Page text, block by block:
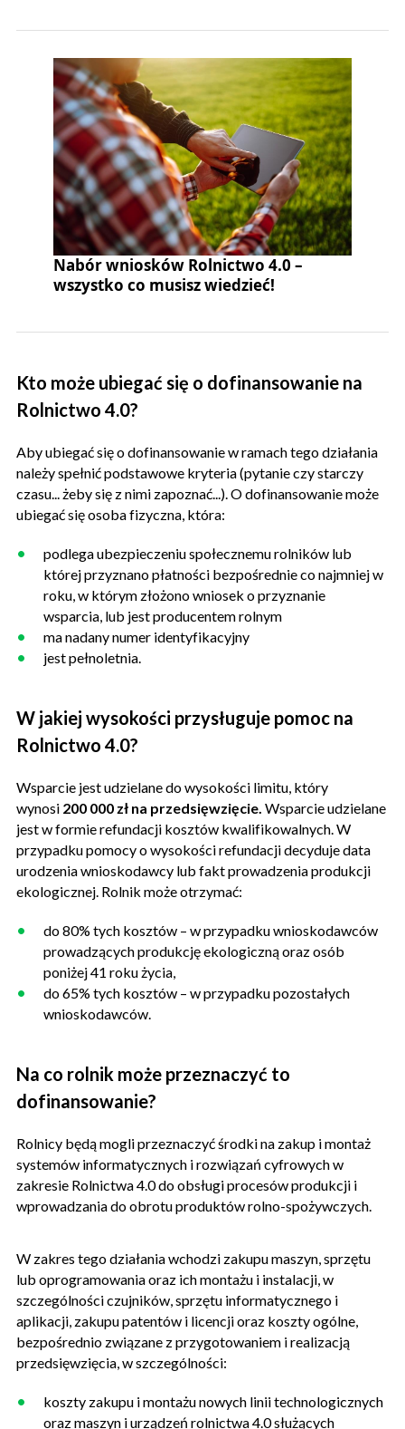
Nabór wniosków Rolnictwo 4.0 –
wszystko co musisz wiedzieć!
Kto może ubiegać się o dofinansowanie na
Rolnictwo 4.0?
Aby ubiegać się o dofinansowanie w ramach tego działania
należy spełnić podstawowe kryteria (pytanie czy starczy
czasu... żeby się z nimi zapoznać...). O dofinansowanie może
ubiegać się osoba fizyczna, która:
podlega ubezpieczeniu społecznemu rolników lub
której przyznano płatności bezpośrednie co najmniej w
roku, w którym złożono wniosek o przyznanie
wsparcia, lub jest producentem rolnym
ma nadany numer identyfikacyjny
jest pełnoletnia.
W jakiej wysokości przysługuje pomoc na
Rolnictwo 4.0?
Wsparcie jest udzielane do wysokości limitu, który
wynosi 200 000 zł na przedsięwzięcie. Wsparcie udzielane
jest w formie refundacji kosztów kwalifikowalnych. W
przypadku pomocy o wysokości refundacji decyduje data
urodzenia wnioskodawcy lub fakt prowadzenia produkcji
ekologicznej. Rolnik może otrzymać:
do 80% tych kosztów – w przypadku wnioskodawców
prowadzących produkcję ekologiczną oraz osób
poniżej 41 roku życia,
do 65% tych kosztów – w przypadku pozostałych
wnioskodawców.
Na co rolnik może przeznaczyć to
dofinansowanie?
Rolnicy będą mogli przeznaczyć środki na zakup i montaż
systemów informatycznych i rozwiązań cyfrowych w
zakresie Rolnictwa 4.0 do obsługi procesów produkcji i
wprowadzania do obrotu produktów rolno-spożywczych.
W zakres tego działania wchodzi zakupu maszyn, sprzętu
lub oprogramowania oraz ich montażu i instalacji, w
szczególności czujników, sprzętu informatycznego i
aplikacji, zakupu patentów i licencji oraz koszty ogólne,
bezpośrednio związane z przygotowaniem i realizacją
przedsięwzięcia, w szczególności:
koszty zakupu i montażu nowych linii technologicznych
oraz maszyn i urządzeń rolnictwa 4.0 służących